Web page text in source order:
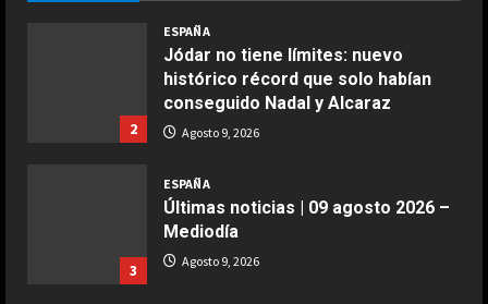
2
ESPAÑA
Jódar no tiene límites: nuevo
histórico récord que solo habían
conseguido Nadal y Alcaraz
Agosto 9, 2026
3
ESPAÑA
Últimas noticias | 09 agosto 2026 –
Mediodía
Agosto 9, 2026
Ensalada de espinacas deliciosa
COCINA
aire
Aprile 24, 2026